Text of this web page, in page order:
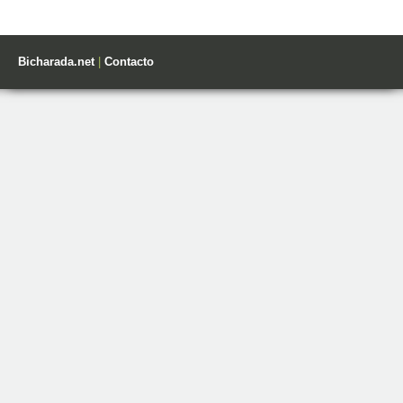
Bicharada.net| Contacto